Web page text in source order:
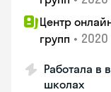
Центр
групп • 2020
Работала в
школах